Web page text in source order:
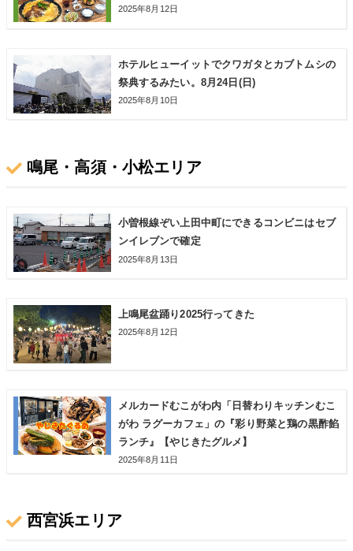
2025年8月12日
ホテルヒューイットでクワガタとカブトムシの
祭典するみたい。8月24日(日)
2025年8月10日
鳴尾・高須・小松エリア
小曽根線ぞい上田中町にできるコンビニはセブ
ンイレブンで確定
2025年8月13日
上鳴尾盆踊り2025行ってきた
2025年8月12日
メルカードむこがわ内「日替わりキッチンむこ
がわ ラグーカフェ」の『彩り野菜と鶏の黒酢餡
ランチ』【やじきたグルメ】
2025年8月11日
西宮浜エリア